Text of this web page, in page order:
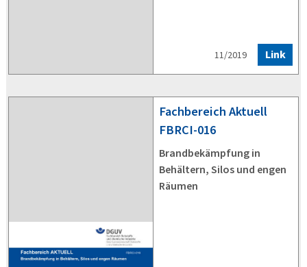
11/2019 Link
Fachbereich Aktuell
FBRCI-016
Brandbekämpfung in
Behältern, Silos und engen
Räumen